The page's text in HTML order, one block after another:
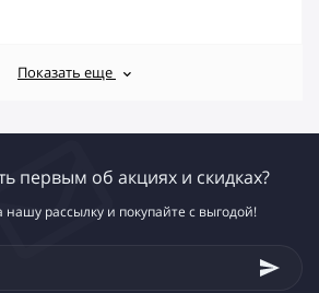
Показать еще
первым об акциях и скидках?
рассылку и покупайте с выгодой!